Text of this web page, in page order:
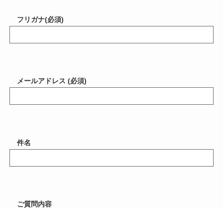
フリガナ(必須)
メールアドレス (必須)
件名
ご質問内容